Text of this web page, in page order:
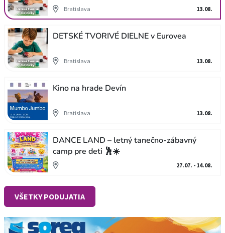
Bratislava 13.08.
DETSKÉ TVORIVÉ DIELNE v Eurovea
Bratislava 13.08.
Kino na hrade Devín
Bratislava 13.08.
DANCE LAND – letný tanečno-zábavný
camp pre deti 🕺☀️
27.07. - 14.08.
VŠETKY PODUJATIA